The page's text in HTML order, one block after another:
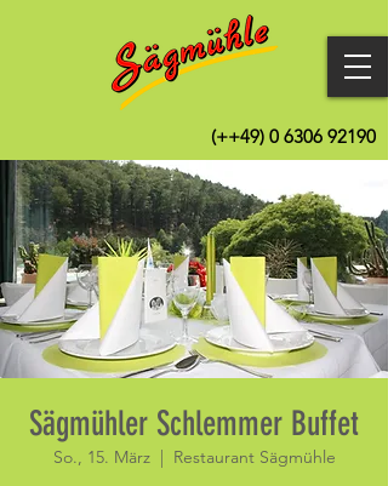
(++49) 0 6306 92190
Sägmühler Schlemmer Buffet
So., 15. März
  |
Restaurant Sägmühle